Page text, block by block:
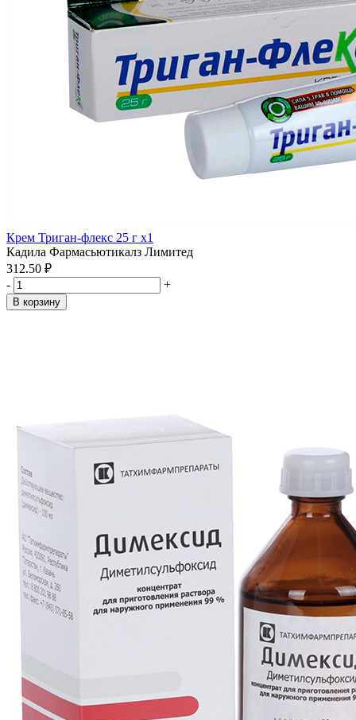
Крем Триган-флекс 25 г x1
Кадила Фармасьютикалз Лимитед
312.50 ₽
-
+
В корзину